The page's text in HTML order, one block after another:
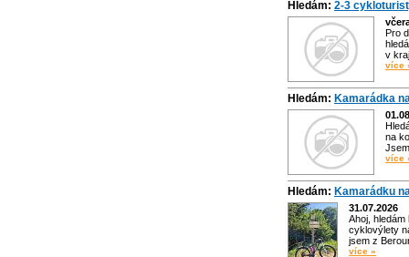
Hledám: 2-3
Pro
v
více
Hledám: Kamarádka
na
více
Hledám: Kamarádku
31.07.2026
Ahoj,
cyklovýlety
jsem z
více »